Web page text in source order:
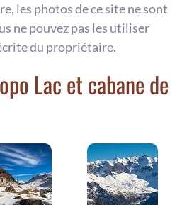
les photos de ce site ne sont
ne pouvez pas les utiliser
du propriétaire.
Lac et cabane de